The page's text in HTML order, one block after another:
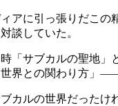
アに引っ張りだこの
談していた。
「サブカルの聖地」
界との関わり方」
カルの世界だったけ